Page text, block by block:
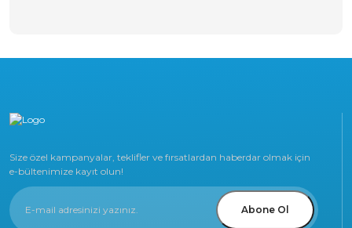
Size özel kampanyalar, teklifler ve fırsatlardan haberdar olmak için
e-bültenimize kayıt olun!
Abone Ol